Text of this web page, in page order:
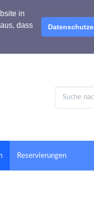
in
dass
Reservierungen